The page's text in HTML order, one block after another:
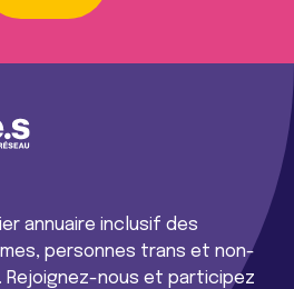
annuaire inclusif des
personnes trans et non-
Rejoignez-nous et participez